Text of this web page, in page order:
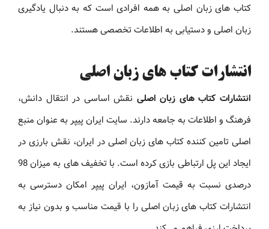
کتاب های زبان اصلی به همه افرادی است که به دنبال یادگیری
زبان اصلی و دستیابی به اطلاعات تخصصی هستند.
انتشارات کتاب های زبان اصلی
انتشارات کتاب های زبان اصلی نقش اساسی در انتقال دانش،
فرهنگ و اطلاعات به جامعه دارند. سایت ایران پیپر به عنوان منبع
اصلی تامین کننده کتاب های زبان اصلی در ایران، نقش بارزی در
ایجاد این پل ارتباطی بازی کرده است. با تخفیف های به میزان 98
درصدی نسبت به قیمت آمازون، ایران پیپر امکان دسترسی به
انتشارات کتاب های زبان اصلی را با قیمت مناسب و بدون نیاز به